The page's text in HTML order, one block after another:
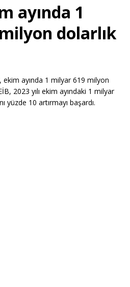
ayında 1
dolarlık
ekim ayında 1 milyar 619 milyon
2023 yılı ekim ayındaki 1 milyar
yüzde 10 artırmayı başardı.